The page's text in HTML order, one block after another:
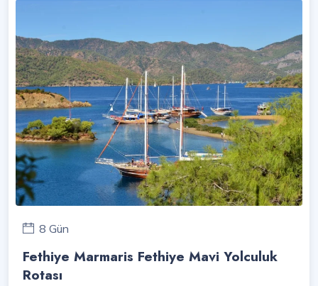
8 Gün
Fethiye Marmaris Fethiye Mavi Yolculuk
Rotası